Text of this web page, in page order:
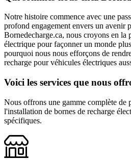
Notre histoire commence avec une
profond engagement envers un avenir
Bornedecharge.ca, nous croyons en la
électrique pour façonner un monde
pourquoi nous nous efforçons de
recharge pour véhicules électriques
Voici les services que nous
Nous offrons une gamme complète de
l'installation de bornes de recharge
spécifiques.